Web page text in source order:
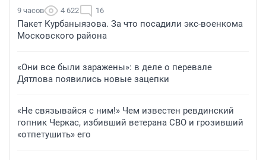
9 часов 4 622 16
Пакет Курбаныязова. За что посадили экс-военкома
Московского района
«Они все были заражены»: в деле о перевале
Дятлова появились новые зацепки
«Не связывайся с ним!» Чем известен ревдинский
гопник Черкас, избивший ветерана СВО и грозивший
«отпетушить» его